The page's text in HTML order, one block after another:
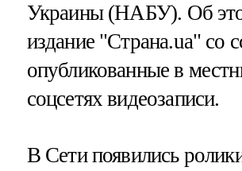
Украины (НАБУ). Об
издание "Страна.ua" со
опубликованные в
соцсетях видеозаписи.
В Сети появились